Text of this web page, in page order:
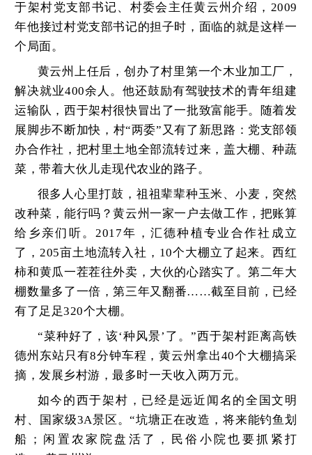
于架村党支部书记、村委会主任黄云州介绍，2009
年他接过村党支部书记的担子时，面临的就是这样一
个局面。
黄云州上任后，创办了村里第一个木业加工厂，
解决就业400余人。他还鼓励有驾驶技术的青年组建
运输队，西于架村很快冒出了一批致富能手。随着发
展脚步不断加快，村“两委”又有了新思路：党支部领
办合作社，把村里土地全部流转过来，盖大棚、种蔬
菜，带着大伙儿走现代农业的路子。
很多人心里打鼓，祖祖辈辈种玉米、小麦，突然
改种菜，能行吗？黄云州一家一户去做工作，把账算
给乡亲们听。2017年，汇德种植专业合作社成立
了，205亩土地流转入社，10个大棚立了起来。西红
柿和黄瓜一茬茬往外卖，大伙的心踏实了。第二年大
棚数量多了一倍，第三年又翻番……截至目前，已经
有了足足320个大棚。
“菜种好了，该‘种风景’了。”西于架村距离高铁
德州东站只有8分钟车程，黄云州拿出40个大棚搞采
摘，发展乡村游，最多时一天收入两万元。
如今的西于架村，已经是远近闻名的全国文明
村、国家级3A景区。“坑塘正在改造，将来能钓鱼划
船；闲置农家院盘活了，民俗小院也要抓紧打